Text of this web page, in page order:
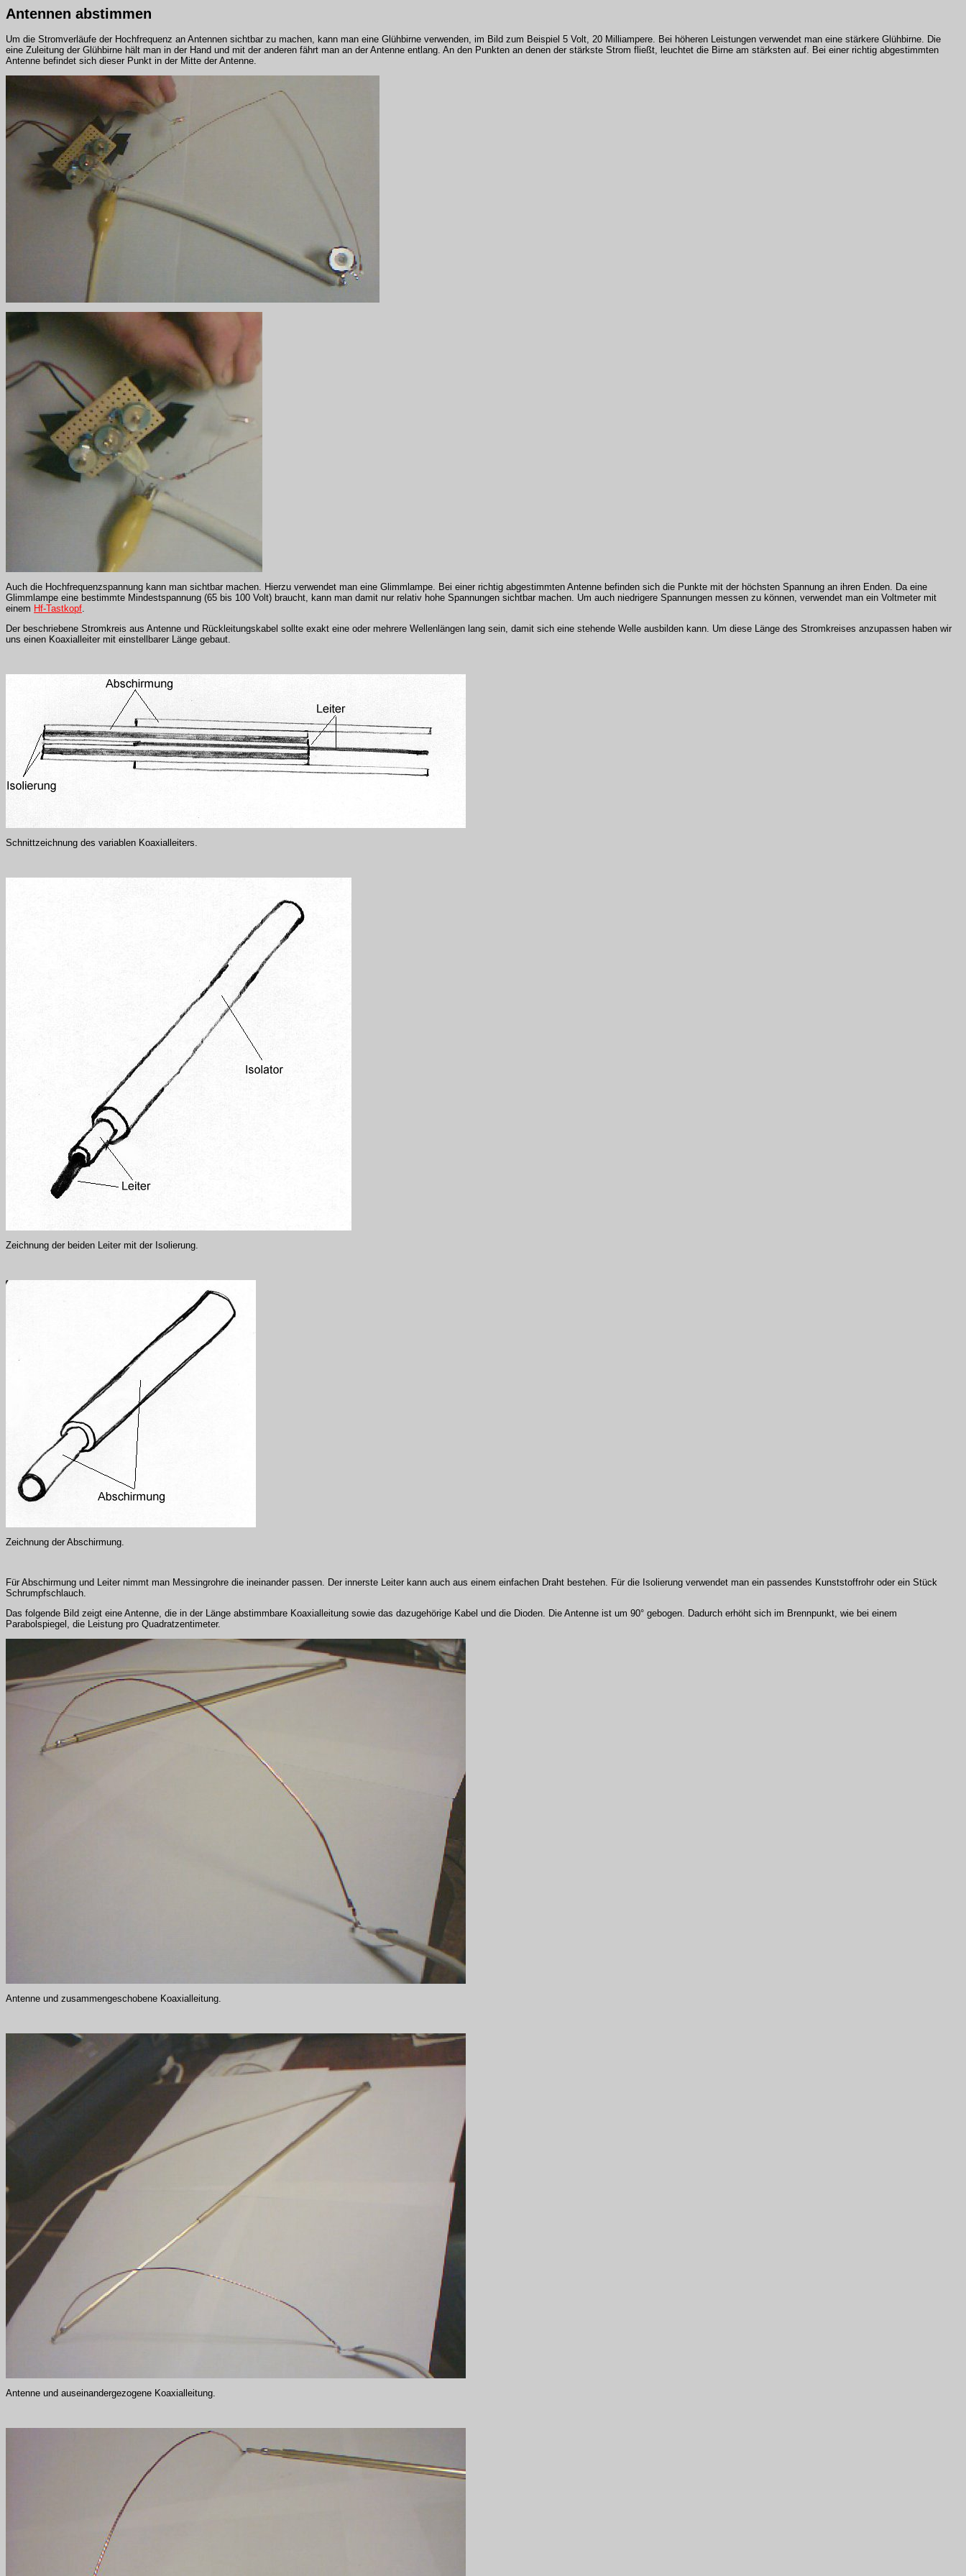
Antennen abstimmen
Um die Stromverläufe der Hochfrequenz an Antennen sichtbar zu machen, kann man eine Glühbirne verwenden, im Bild zum Beispiel 5 Volt, 20 Milliampere. Bei höheren Leistungen verwendet man eine stärkere Glühbirne. Die
eine Zuleitung der Glühbirne hält man in der Hand und mit der anderen fährt man an der Antenne entlang. An den Punkten an denen der stärkste Strom fließt, leuchtet die Birne am stärksten auf. Bei einer richtig abgestimmten
Antenne befindet sich dieser Punkt in der Mitte der Antenne.
Auch die Hochfrequenzspannung kann man sichtbar machen. Hierzu verwendet man eine Glimmlampe. Bei einer richtig abgestimmten Antenne befinden sich die Punkte mit der höchsten Spannung an ihren Enden. Da eine
Glimmlampe eine bestimmte Mindestspannung (65 bis 100 Volt) braucht, kann man damit nur relativ hohe Spannungen sichtbar machen. Um auch niedrigere Spannungen messen zu können, verwendet man ein Voltmeter mit
einem Hf-Tastkopf.
Der beschriebene Stromkreis aus Antenne und Rückleitungskabel sollte exakt eine oder mehrere Wellenlängen lang sein, damit sich eine stehende Welle ausbilden kann. Um diese Länge des Stromkreises anzupassen haben wir
uns einen Koaxialleiter mit einstellbarer Länge gebaut.
Schnittzeichnung des variablen Koaxialleiters.
Zeichnung der beiden Leiter mit der Isolierung.
Zeichnung der Abschirmung.
Für Abschirmung und Leiter nimmt man Messingrohre die ineinander passen. Der innerste Leiter kann auch aus einem einfachen Draht bestehen. Für die Isolierung verwendet man ein passendes Kunststoffrohr oder ein Stück
Schrumpfschlauch.
Das folgende Bild zeigt eine Antenne, die in der Länge abstimmbare Koaxialleitung sowie das dazugehörige Kabel und die Dioden. Die Antenne ist um 90° gebogen. Dadurch erhöht sich im Brennpunkt, wie bei einem
Parabolspiegel, die Leistung pro Quadratzentimeter.
Antenne und zusammengeschobene Koaxialleitung.
Antenne und auseinandergezogene Koaxialleitung.